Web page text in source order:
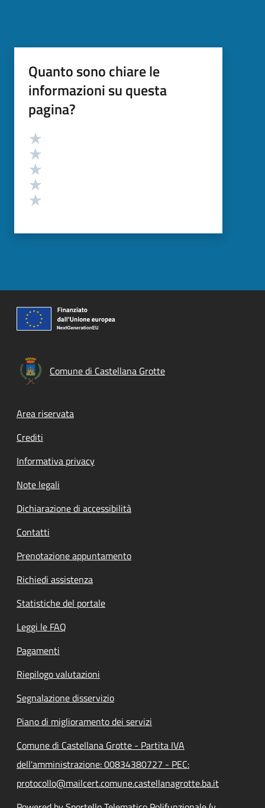
Quanto sono chiare le
informazioni su questa
pagina?
Valutazione
Comune di Castellana Grotte
Footer menu
Area riservata
Crediti
Informativa privacy
Note legali
Dichiarazione di accessibilità
Contatti
Prenotazione appuntamento
Richiedi assistenza
Statistiche del portale
Leggi le FAQ
Pagamenti
Riepilogo valutazioni
Segnalazione disservizio
Piano di miglioramento dei servizi
Comune di Castellana Grotte - Partita IVA
dell'amministrazione: 00834380727 - PEC:
protocollo@mailcert.comune.castellanagrotte.ba.it